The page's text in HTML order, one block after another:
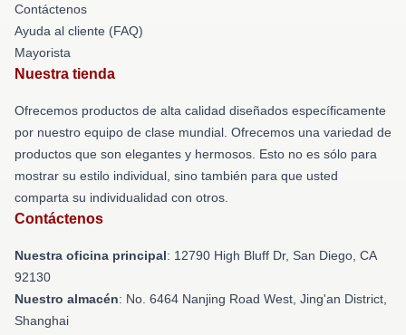
Contáctenos
Ayuda al cliente (FAQ)
Mayorista
Nuestra tienda
Ofrecemos productos de alta calidad diseñados específicamente
por nuestro equipo de clase mundial. Ofrecemos una variedad de
productos que son elegantes y hermosos. Esto no es sólo para
mostrar su estilo individual, sino también para que usted
comparta su individualidad con otros.
Contáctenos
Nuestra oficina principal: 12790 High Bluff Dr, San Diego, CA
92130
Nuestro almacén: No. 6464 Nanjing Road West, Jing'an District,
Shanghai